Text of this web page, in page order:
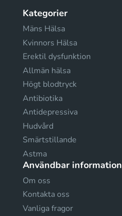
Kategorier
Mäns Hälsa
Kvinnors Hälsa
Erektil dysfunktion
Allmän hälsa
Högt blodtryck
Antibiotika
Antidepressiva
Hudvård
Smärtstillande
Astma
Användbar information
Om oss
Kontakta oss
Vanliga fragor